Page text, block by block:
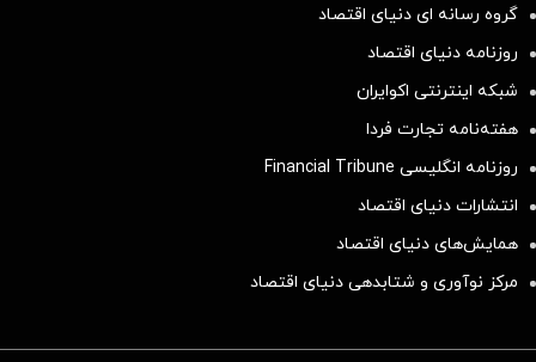
گروه رسانه ای دنیای اقتصاد
روزنامه دنیای اقتصاد
شبکه اینترنتی اکوایران
هفته‌نامه تجارت فردا
روزنامه انگلیسی Financial Tribune
انتشارات دنیای اقتصاد
همایش‌های دنیای اقتصاد
مرکز نوآوری و شتابدهی دنیای اقتصاد